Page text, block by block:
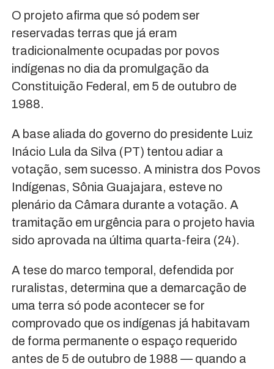
O projeto afirma que só podem ser
reservadas terras que já eram
tradicionalmente ocupadas por povos
indígenas no dia da promulgação da
Constituição Federal, em 5 de outubro de
1988.
A base aliada do governo do presidente Luiz
Inácio Lula da Silva (PT) tentou adiar a
votação, sem sucesso. A ministra dos Povos
Indígenas, Sônia Guajajara, esteve no
plenário da Câmara durante a votação. A
tramitação em urgência para o projeto havia
sido aprovada na última quarta-feira (24).
A tese do marco temporal, defendida por
ruralistas, determina que a demarcação de
uma terra só pode acontecer se for
comprovado que os indígenas já habitavam
de forma permanente o espaço requerido
antes de 5 de outubro de 1988 — quando a